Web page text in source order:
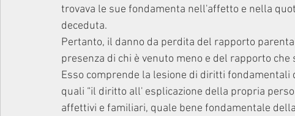
trovava le sue fondamenta nell'affetto e nella
deceduta.
Pertanto, il danno da perdita del rapporto
presenza di chi è venuto meno e del rapporto che
Esso comprende la lesione di diritti
quali “il diritto all' esplicazione della propria
affettivi e familiari, quale bene fondamentale